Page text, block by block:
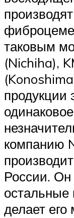
таковым
(Nichiha),
компанию
России.
остальные
делает